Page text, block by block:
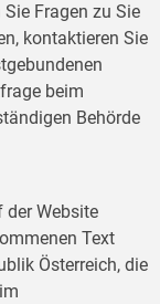
Fragen zu Sie
kontaktieren Sie
beim
Behörde
der Website
Text
Österreich, die